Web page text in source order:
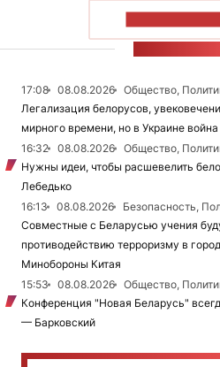
17:08 08.08.2026
Общество,
Легализация белорусов,
мирного времени, но в Украине
16:32
08.08.2026
Общество,
Нужны идеи, чтобы расшевелить
Лебедько
16:13
08.08.2026
Безопасность,
Совместные с Беларусью учения
противодействию терроризму в
Минобороны Китая
15:53
08.08.2026
Общество,
Конференция "Новая Беларусь"
— Барковский